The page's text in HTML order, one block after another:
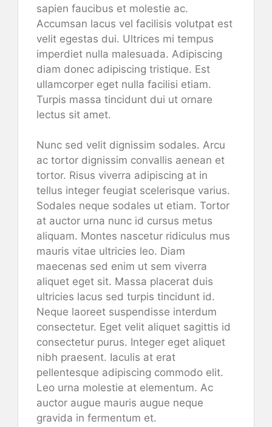
sapien faucibus et molestie ac.
Accumsan lacus vel facilisis volutpat est
velit egestas dui. Ultrices mi tempus
imperdiet nulla malesuada. Adipiscing
diam donec adipiscing tristique. Est
ullamcorper eget nulla facilisi etiam.
Turpis massa tincidunt dui ut ornare
lectus sit amet.
Nunc sed velit dignissim sodales. Arcu
ac tortor dignissim convallis aenean et
tortor. Risus viverra adipiscing at in
tellus integer feugiat scelerisque varius.
Sodales neque sodales ut etiam. Tortor
at auctor urna nunc id cursus metus
aliquam. Montes nascetur ridiculus mus
mauris vitae ultricies leo. Diam
maecenas sed enim ut sem viverra
aliquet eget sit. Massa placerat duis
ultricies lacus sed turpis tincidunt id.
Neque laoreet suspendisse interdum
consectetur. Eget velit aliquet sagittis id
consectetur purus. Integer eget aliquet
nibh praesent. Iaculis at erat
pellentesque adipiscing commodo elit.
Leo urna molestie at elementum. Ac
auctor augue mauris augue neque
gravida in fermentum et.